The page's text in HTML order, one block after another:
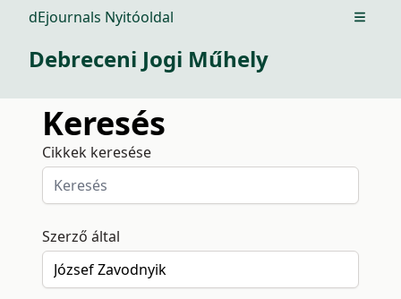
dEjournals Nyitóoldal Open
Debreceni Jogi Műhely
Keresés
Cikkek keresése
Szerző által